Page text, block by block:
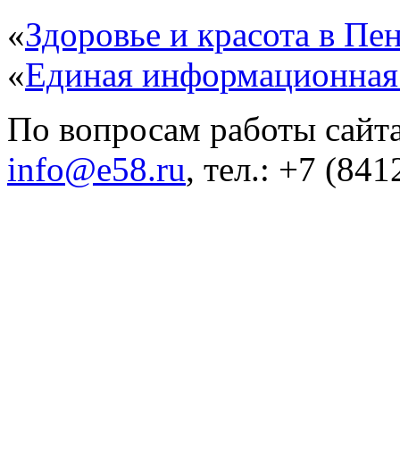
«Здоровье и красота в
«Единая
По вопросам работы
info@e58.ru, тел.: +7